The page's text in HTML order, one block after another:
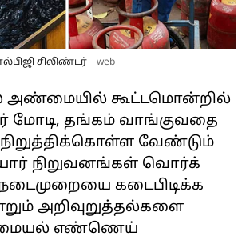
சிலிண்டர் web
அண்மையில் கூட்டமொன்றில்
மோடி, தங்கம் வாங்குவதை
நிறுத்திக்கொள்ள வேண்டும்
நிறுவனங்கள் வொர்க்
கடைபிடிக்க
அறிவுறுத்தல்களை
சமையல் எண்ணெய்